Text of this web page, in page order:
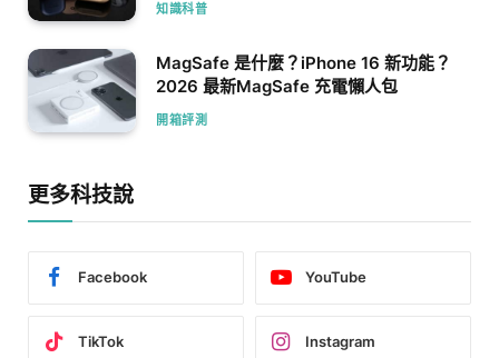
知識科普
MagSafe 是什麼？iPhone 16 新功能？
2026 最新MagSafe 充電懶人包
開箱評測
更多科技說
Facebook YouTube
TikTok Instagram